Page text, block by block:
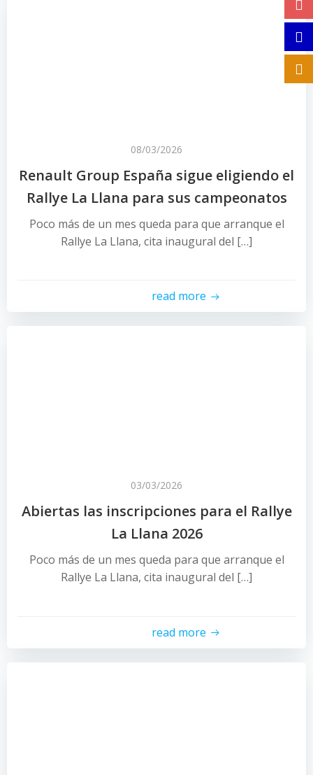
08/03/2026
Renault Group España sigue eligiendo el
Rallye La Llana para sus campeonatos
Poco más de un mes queda para que arranque el
Rallye La Llana, cita inaugural del […]
read more
03/03/2026
Abiertas las inscripciones para el Rallye
La Llana 2026
Poco más de un mes queda para que arranque el
Rallye La Llana, cita inaugural del […]
read more